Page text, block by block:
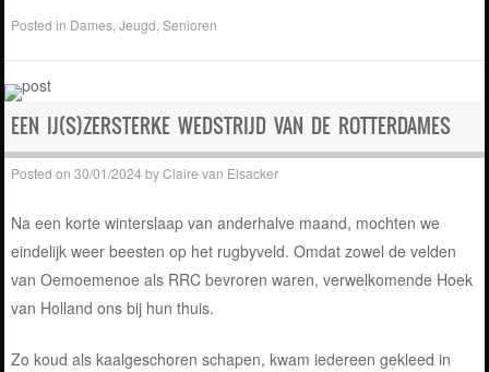
Posted in Dames ,Jeugd ,Senioren
EEN IJ(S)ZERSTERKE WEDSTRIJD VAN DE ROTTERDAMES
Posted on30/01/2024 byClaire van Elsacker
Na een korte winterslaap van anderhalve maand, mochten we
eindelijk weer beesten op het rugbyveld. Omdat zowel de velden
van Oemoemenoe als RRC bevroren waren, verwelkomende Hoek
van Holland ons bij hun thuis.
Zo koud als kaalgeschoren schapen, kwam iedereen gekleed in